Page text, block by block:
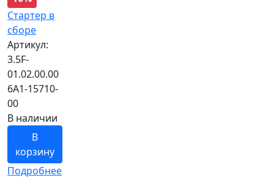
Стартер в
сборе
Артикул:
3.5F-
01.02.00.00
6A1-15710-
00
В наличии
В
корзину
Подробнее